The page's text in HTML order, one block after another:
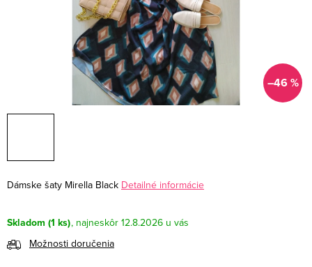
–46 %
Dámske šaty Mirella Black Detailné informácie
Skladom (1 ks)
12.8.2026
Možnosti doručenia